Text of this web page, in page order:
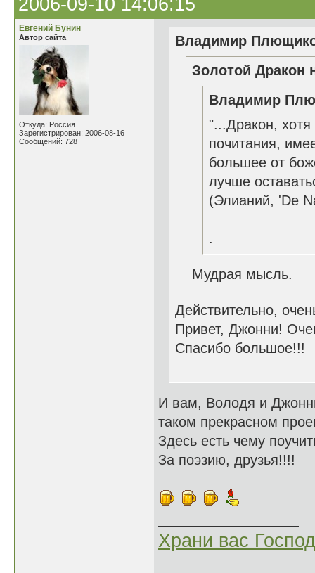
2006-09-10 14:06:15
Евгений Бунин
Автор сайта
Откуда: Россия
Зарегистрирован: 2006-08-16
Сообщений: 728
Владимир
Золотой Дракон
Владимир
"...Дракон,
почитания,
большее от
лучше
(Элианий, 'De
.
Мудрая мысль.
Действительно,
Привет, Джонни!
Спасибо большое!!!
И вам, Володя и
таком прекрасном
Здесь есть чему
За поэзию, друзья!!!!
Храни вас